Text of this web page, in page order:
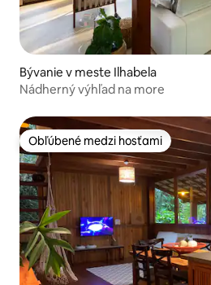
Bývanie v meste Ilhabela
Nádherný výhľad na more
Obľúbené medzi hosťami
Obľúbené medzi hosťami